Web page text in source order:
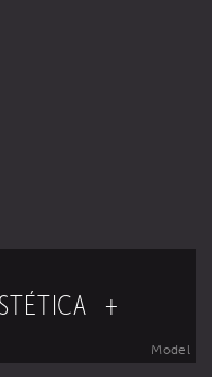
+
Model